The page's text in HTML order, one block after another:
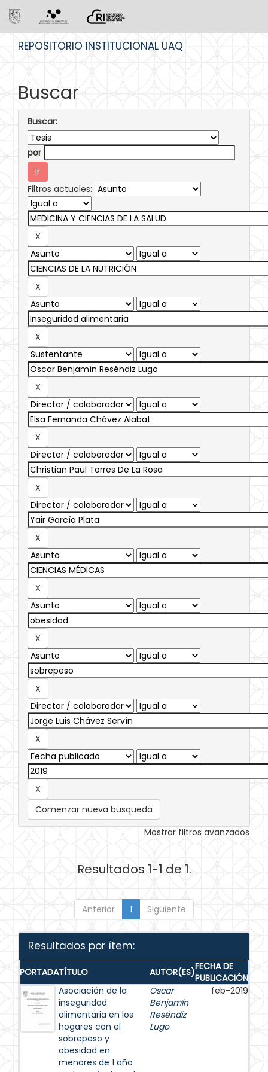
REPOSITORIO INSTITUCIONAL UAQ
Buscar
Buscar:
por
Filtros actuales:
Comenzar nueva busqueda
Mostrar filtros avanzados
Resultados 1-1 de 1.
Anterior 1 Siguiente
Resultados por ítem:
PORTADATÍTULO AUTOR(ES)FECHA DE
PUBLICACIÓN
Asociación de la
inseguridad
alimentaria en los
hogares con el
sobrepeso y
obesidad en
menores de 1 año
Oscar
Benjamín
Reséndiz
Lugo
feb-2019